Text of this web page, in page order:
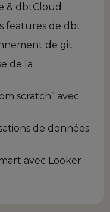
& dbtCloud
features de dbt
de git
de la
scratch” avec
de données
avec Looker